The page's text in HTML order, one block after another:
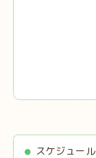
スケジュール